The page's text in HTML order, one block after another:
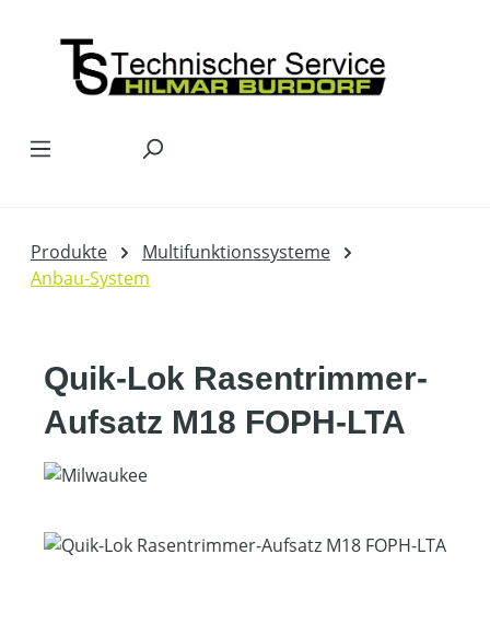
Produkte
Multifunktionssysteme
Anbau-System
Quik-Lok Rasentrimmer-
Aufsatz M18 FOPH-LTA
Bildergalerie überspringen